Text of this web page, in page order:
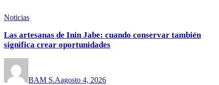
Noticias
Las artesanas de Inin Jabe: cuando conservar también
significa crear oportunidades
BAM S.Aagosto 4, 2026